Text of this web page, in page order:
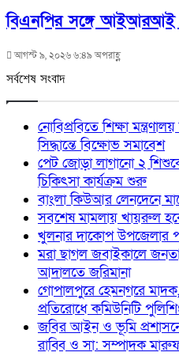
বিএনপির সঙ্গে আইআরআই
আগস্ট ৯, ২০২৬ ৬:৪৯ অপরাহ্ণ
সর্বশেষ সংবাদ
নোবিপ্রবিতে শিক্ষা
সিদ্ধান্তে বিক্ষোভ সমাবেশ
পেট জোড়া লাগানো ২ শিশুকে
চিকিৎসা কার্যক্রম শুরু
বাংলা কিউআর লেনদেনে
সবশেষ মামলায় খায়রুল
খুলনার দাকোপ উপজেলার
মরা ছাগল জবাইকালে
আদালতে জরিমানা
গোপালপুরে হেমনগরে
প্রতিরোধে কমিউনিটি
জবির আইন ও ভূমি
রাব্বি ও সা: সম্পাদক